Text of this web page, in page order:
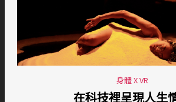
身體 X VR
在科技裡呈現人生